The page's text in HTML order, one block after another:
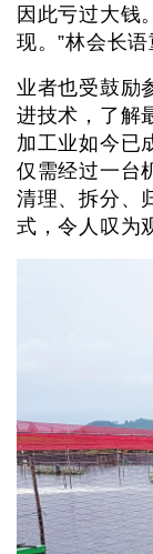
因此亏过大钱
现。”林会长语
业者也受鼓励
进技术，了解
加工业如今已
仅需经过一台
清理、拆分、
式，令人叹为